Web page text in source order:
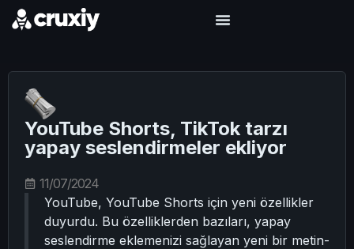
YouTube Shorts, TikTok tarzı
yapay seslendirmeler ekliyor
11/07/2024
YouTube, YouTube Shorts için yeni özellikler
duyurdu. Bu özelliklerden bazıları, yapay
seslendirme eklemenizi sağlayan yeni bir metin-